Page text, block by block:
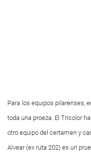
Para los equipos pilarenses,
toda una proeza. El Tricolor
otro equipo del certamen y
Alvear (ex ruta 202) es un